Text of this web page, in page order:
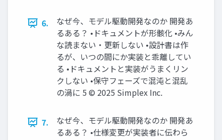
6.
なぜ今、モデル駆動開発なのか 開発あ
るある？ •ドキュメントが形骸化 •みん
な読まない・更新しない •設計書は作
るが、いつの間にか実装と乖離してい
る •ドキュメントと実装がうまくリン
クしない •保守フェーズで混沌と混乱
の渦に 5 © 2025 Simplex Inc.
7.
なぜ今、モデル駆動開発なのか 開発あ
るある？ •仕様変更が実装者に伝わら